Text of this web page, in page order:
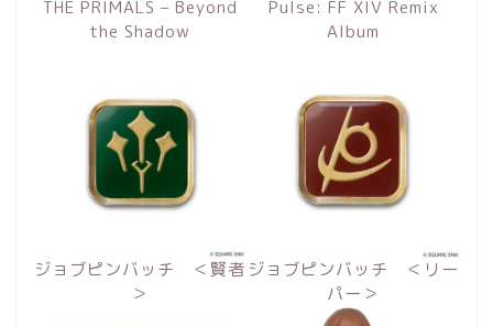
THE PRIMALS – Beyond
the Shadow
Pulse: FF XIV Remix
Album
ジョブピンバッチ ＜賢者
＞
ジョブピンバッチ ＜リー
パー＞